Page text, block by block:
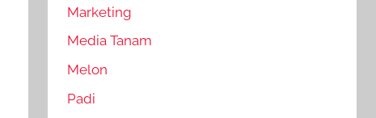
Marketing
Media Tanam
Melon
Padi